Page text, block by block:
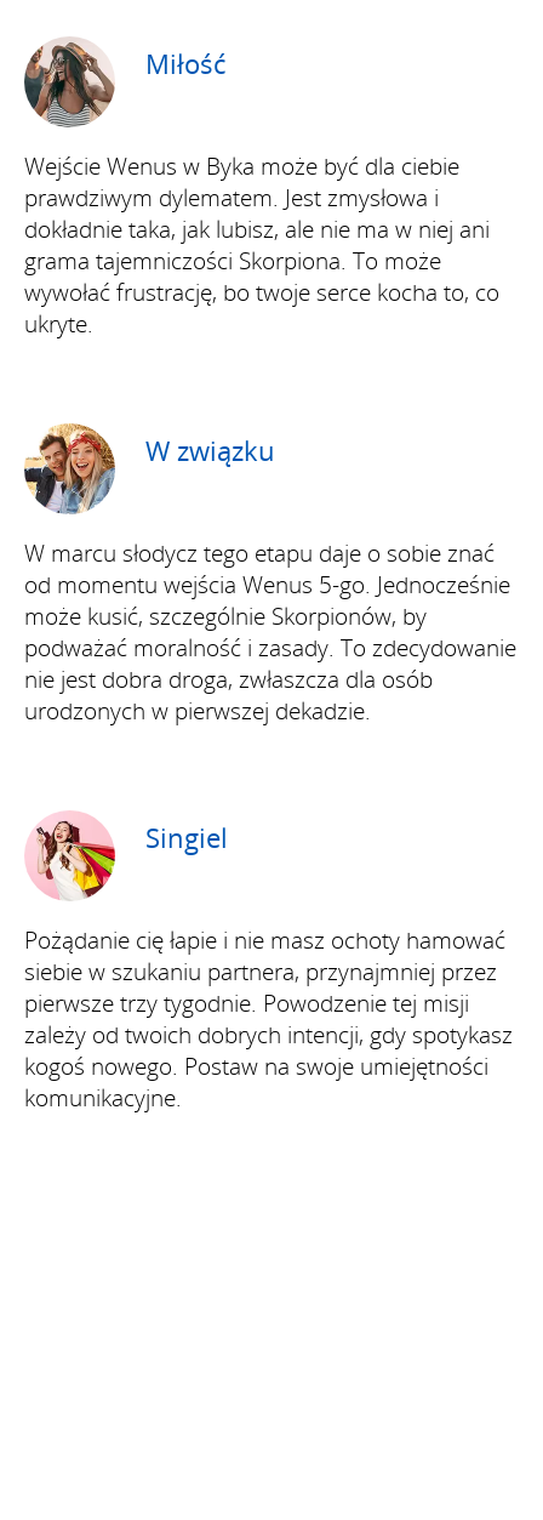
Miłość
Wejście Wenus w Byka może być dla ciebie
prawdziwym dylematem. Jest zmysłowa i
dokładnie taka, jak lubisz, ale nie ma w niej ani
grama tajemniczości Skorpiona. To może
wywołać frustrację, bo twoje serce kocha to, co
ukryte.
W związku
W marcu słodycz tego etapu daje o sobie znać
od momentu wejścia Wenus 5-go. Jednocześnie
może kusić, szczególnie Skorpionów, by
podważać moralność i zasady. To zdecydowanie
nie jest dobra droga, zwłaszcza dla osób
urodzonych w pierwszej dekadzie.
Singiel
Pożądanie cię łapie i nie masz ochoty hamować
siebie w szukaniu partnera, przynajmniej przez
pierwsze trzy tygodnie. Powodzenie tej misji
zależy od twoich dobrych intencji, gdy spotykasz
kogoś nowego. Postaw na swoje umiejętności
komunikacyjne.